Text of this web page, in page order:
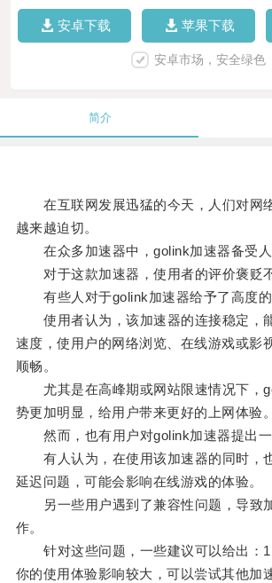
安卓下载 苹果下载
安卓市场，安全绿色
简介
在互联网发展迅猛的今天，人们对网
越来越迫切。
在众多加速器中，golink加速器备受人
对于这款加速器，使用者的评价褒贬不
有些人对于golink加速器给予了高度的
使用者认为，该加速器的连接稳定，
速度，使用户的网络浏览、在线游戏或影
顺畅。
尤其是在高峰期或网站限速情况下，
势更加明显，给用户带来更好的上网体验。
然而，也有用户对golink加速器提出一
有人认为，在使用该加速器的同时，
延迟问题，可能会影响在线游戏的体验。
另一些用户遇到了兼容性问题，导致
作。
针对这些问题，一些建议可以给出：
你的使用体验影响较大，可以尝试其他加